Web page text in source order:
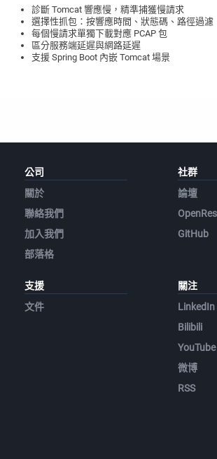
診斷 Tomcat 響應慢，精準捕獲慢請求
選擇性抓包：按響應時間、狀態碼、路徑過濾
每個慢請求單獨下載對應 PCAP 包
區分服務端延遲與網路延遲
支援 Spring Boot 內嵌 Tomcat 場景
公司
關於
聯絡我們
加入我們
部落格
社群
論壇
GitHub
支援
文件
關注
LinkedIn
Bilibili
YouTube
微博
RSS